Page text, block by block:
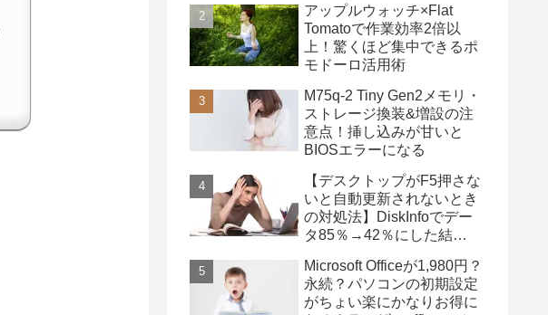
アップルウォッチ×Flat
Tomatoで作業効率2倍以
上！驚くほど集中できるポ
モドーロ活用術
M75q-2 Tiny Gen2メモリ・
ストレージ換装&増設の注
意点！挿し込みが甘いと
BIOSエラーになる
【デスクトップがF5押さな
いと自動更新されないとき
の対処法】DiskInfoでデー
タ85％→42％にした結
Microsoft Officeが1,980円？
永続？パソコンの初期設定
がちょい楽にかなりお得に